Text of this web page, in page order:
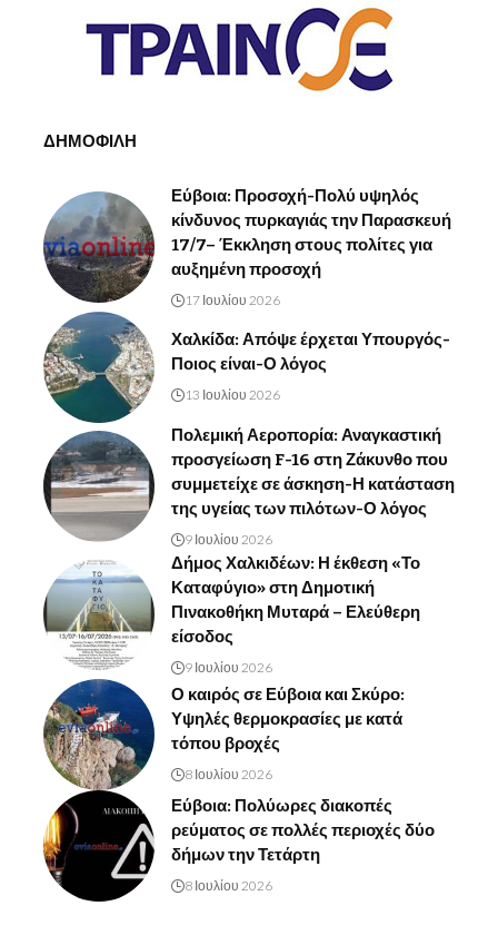
ΔΗΜΟΦΙΛΗ
Εύβοια: Προσοχή-Πολύ υψηλός
κίνδυνος πυρκαγιάς την Παρασκευή
17/7– Έκκληση στους πολίτες για
αυξημένη προσοχή
17 Ιουλίου 2026
Χαλκίδα: Απόψε έρχεται Υπουργός-
Ποιος είναι-Ο λόγος
13 Ιουλίου 2026
Πολεμική Αεροπορία: Αναγκαστική
προσγείωση F-16 στη Ζάκυνθο που
συμμετείχε σε άσκηση-Η κατάσταση
της υγείας των πιλότων-Ο λόγος
9 Ιουλίου 2026
Δήμος Χαλκιδέων: Η έκθεση «Το
Καταφύγιο» στη Δημοτική
Πινακοθήκη Μυταρά – Ελεύθερη
είσοδος
9 Ιουλίου 2026
Ο καιρός σε Εύβοια και Σκύρο:
Υψηλές θερμοκρασίες με κατά
τόπου βροχές
8 Ιουλίου 2026
Εύβοια: Πολύωρες διακοπές
ρεύματος σε πολλές περιοχές δύο
δήμων την Τετάρτη
8 Ιουλίου 2026